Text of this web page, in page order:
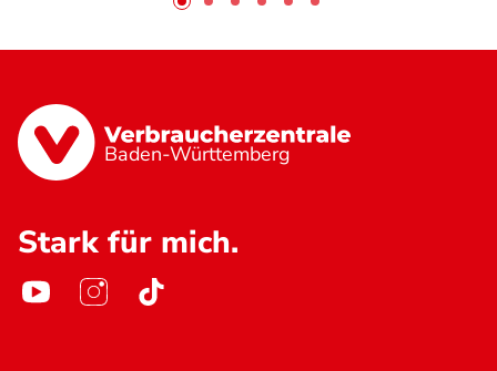
Baden-Württemberg
Stark für mich.